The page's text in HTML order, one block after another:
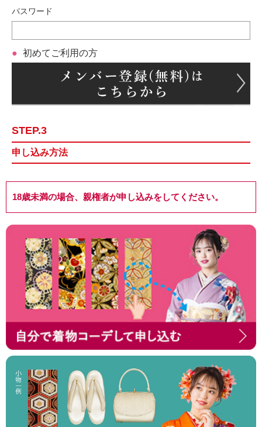
パスワード
初めてご利用の方
STEP.3
申し込み方法
18歳未満の場合、親権者が申し込みをしてください。